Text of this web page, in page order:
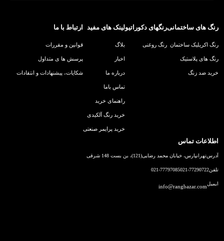
رنگ های ساختمانی
رنگ اکریلیک ساختمان
رنگ های پلاستیک
خرید ضد زنگ
رنگهای دکوراتیو
رنگ روغنی
لینک های مفید
بلاگ
اخبار
درباره ما
تماس باما
راهنمای خرید
خرید رنگ آلکیدی
خرید پرایمر صنعتی
ارتباط با ما
قوانین و مقررات
پرسش ها ی متداول
شکایات، پیشنهادات و انتقادات
اطلاعات تماس
آدرستهرانپارس، خیابان محمد رضایی(121)، بن بست 148 شرقی
تلفن021-77290722
021-77797085
ایمیلinfo@rangbazar.com